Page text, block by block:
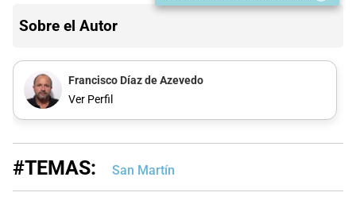
Sobre el Autor
Francisco Díaz de Azevedo
Ver Perfil
#TEMAS: San Martín